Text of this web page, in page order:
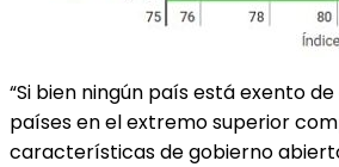
“Si bien ningún país está exento
países en el extremo superior
características de gobierno